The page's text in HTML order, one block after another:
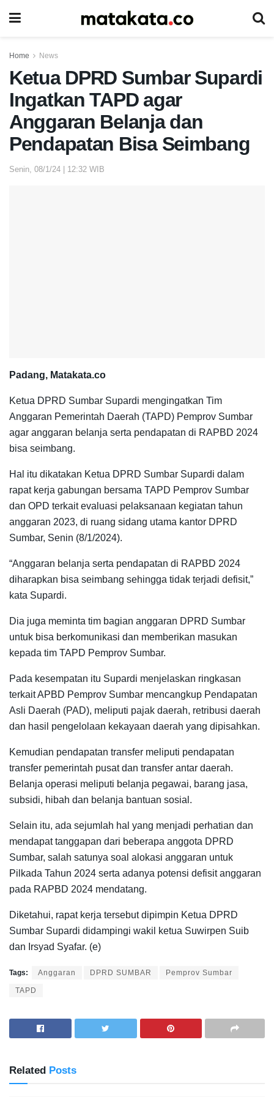
Home News
Ketua DPRD Sumbar Supardi
Ingatkan TAPD agar
Anggaran Belanja dan
Pendapatan Bisa Seimbang
Senin, 08/1/24 | 12:32 WIB
Padang, Matakata.co
Ketua DPRD Sumbar Supardi mengingatkan Tim
Anggaran Pemerintah Daerah (TAPD) Pemprov Sumbar
agar anggaran belanja serta pendapatan di RAPBD 2024
bisa seimbang.
Hal itu dikatakan Ketua DPRD Sumbar Supardi dalam
rapat kerja gabungan bersama TAPD Pemprov Sumbar
dan OPD terkait evaluasi pelaksanaan kegiatan tahun
anggaran 2023, di ruang sidang utama kantor DPRD
Sumbar, Senin (8/1/2024).
“Anggaran belanja serta pendapatan di RAPBD 2024
diharapkan bisa seimbang sehingga tidak terjadi defisit,”
kata Supardi.
Dia juga meminta tim bagian anggaran DPRD Sumbar
untuk bisa berkomunikasi dan memberikan masukan
kepada tim TAPD Pemprov Sumbar.
Pada kesempatan itu Supardi menjelaskan ringkasan
terkait APBD Pemprov Sumbar mencangkup Pendapatan
Asli Daerah (PAD), meliputi pajak daerah, retribusi daerah
dan hasil pengelolaan kekayaan daerah yang dipisahkan.
Kemudian pendapatan transfer meliputi pendapatan
transfer pemerintah pusat dan transfer antar daerah.
Belanja operasi meliputi belanja pegawai, barang jasa,
subsidi, hibah dan belanja bantuan sosial.
Selain itu, ada sejumlah hal yang menjadi perhatian dan
mendapat tanggapan dari beberapa anggota DPRD
Sumbar, salah satunya soal alokasi anggaran untuk
Pilkada Tahun 2024 serta adanya potensi defisit anggaran
pada RAPBD 2024 mendatang.
Diketahui, rapat kerja tersebut dipimpin Ketua DPRD
Sumbar Supardi didampingi wakil ketua Suwirpen Suib
dan Irsyad Syafar. (e)
Tags: Anggaran DPRD SUMBAR Pemprov Sumbar
TAPD
Related Posts